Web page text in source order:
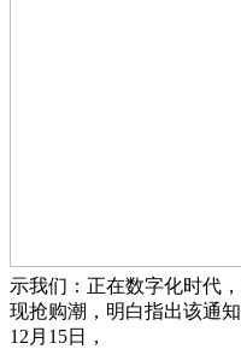
示我们：正在数字化时代
现抢购潮，明白指出该通
12月15日，